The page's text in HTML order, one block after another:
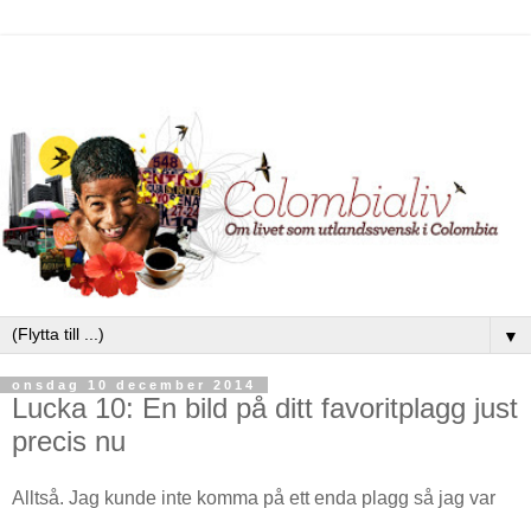
▼
onsdag 10 december 2014
Lucka 10: En bild på ditt favoritplagg just
precis nu
Alltså. Jag kunde inte komma på ett enda plagg så jag var